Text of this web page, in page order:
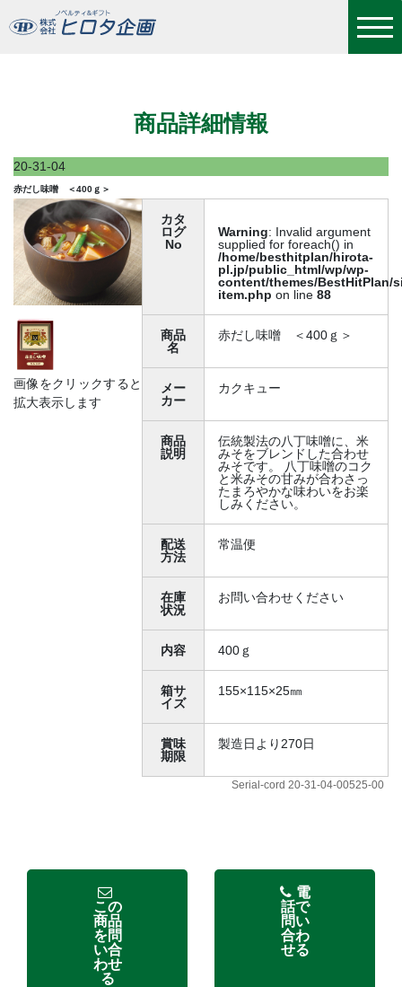
商品詳細情報
20-31-04
赤だし味噌 ＜400ｇ＞
画像をクリックすると
拡大表示します
カタ
ログ
No
Warning: Invalid argument
supplied for foreach() in
/home/besthitplan/hirota-
pl.jp/public_html/wp/wp-
content/themes/BestHitPlan/
item.php on line88
商品
名
赤だし味噌 ＜400ｇ＞
メー
カー
カクキュー
商品
説明
伝統製法の八丁味噌に、米
みそをブレンドした合わせ
みそです。 八丁味噌のコク
と米みその甘みが合わさっ
たまろやかな味わいをお楽
しみください。
配送
方法
常温便
在庫
状況
お問い合わせください
内容 400ｇ
箱サ
イズ
155×115×25㎜
賞味
期限
製造日より270日
Serial-cord 20-31-04-00525-00
この
商品
を問
い合
わせ
る
電
話で
問い
合わ
せる